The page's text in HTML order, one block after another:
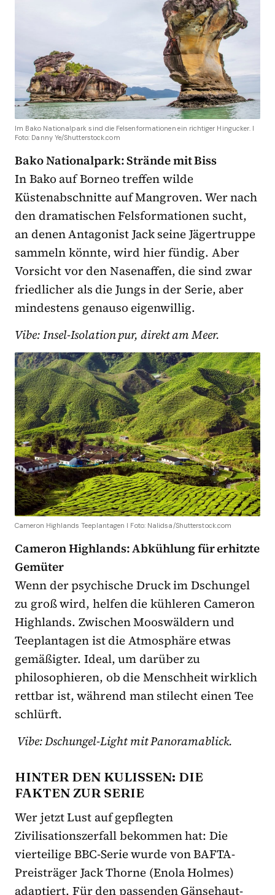
Im Bako Nationalpark sind die Felsenformationen ein richtiger Hingucker. I
Foto: Danny Ye/Shutterstock.com
Bako Nationalpark: Strände mit Biss
In Bako auf Borneo treffen wilde
Küstenabschnitte auf Mangroven. Wer nach
den dramatischen Felsformationen sucht,
an denen Antagonist Jack seine Jägertruppe
sammeln könnte, wird hier fündig. Aber
Vorsicht vor den Nasenaffen, die sind zwar
friedlicher als die Jungs in der Serie, aber
mindestens genauso eigenwillig.
Vibe: Insel-Isolation pur, direkt am Meer.
Cameron Highlands Teeplantagen I Foto: Nalidsa/Shutterstock.com
Cameron Highlands: Abkühlung für erhitzte
Gemüter
Wenn der psychische Druck im Dschungel
zu groß wird, helfen die kühleren Cameron
Highlands. Zwischen Mooswäldern und
Teeplantagen ist die Atmosphäre etwas
gemäßigter. Ideal, um darüber zu
philosophieren, ob die Menschheit wirklich
rettbar ist, während man stilecht einen Tee
schlürft.
Vibe: Dschungel-Light mit Panoramablick.
HINTER DEN KULISSEN: DIE
FAKTEN ZUR SERIE
Wer jetzt Lust auf gepflegten
Zivilisationszerfall bekommen hat: Die
vierteilige BBC-Serie wurde von BAFTA-
Preisträger Jack Thorne (Enola Holmes)
adaptiert. Für den passenden Gänsehaut-